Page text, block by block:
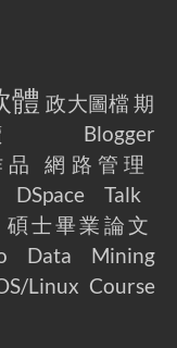
體 政大圖檔 期
Blogger
品
網路管理
DSpace
Talk
碩士畢業論文
Data Mining
Linux Course